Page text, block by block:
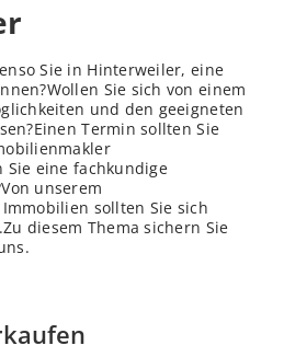
Sie in Hinterweiler, eine
Sie sich von einem
und den geeigneten
Termin sollten Sie
Sie eine fachkundige
unserem
sollten Sie sich
diesem Thema sichern Sie